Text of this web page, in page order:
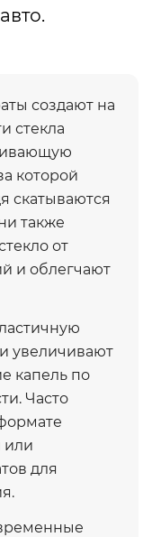
создают на
стекла
которой
скатываются
также
от
и облегчают
увеличивают
капель по
Часто
или
для